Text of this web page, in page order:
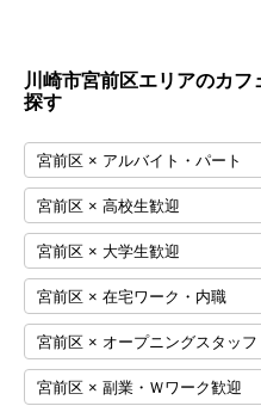
川崎市宮前区エリアのカ
探す
宮前区 × アルバイト・パート
宮前区 × 高校生歓迎
宮前区 × 大学生歓迎
宮前区 × 在宅ワーク・内職
宮前区 × オープニングスタッフ
宮前区 × 副業・Ｗワーク歓迎